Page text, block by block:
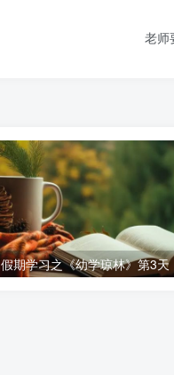
老师
假期学习之《幼学琼林》第3天